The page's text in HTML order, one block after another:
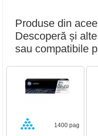
Produse din
Descoperă și
sau compatibile
1400 pag